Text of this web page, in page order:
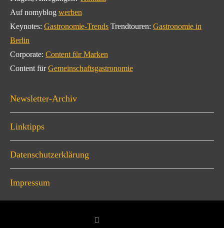
Auf nomyblog werben
Keynotes: Gastronomie-Trends Trendtouren: Gastronomie in
Berlin
Corporate: Content für Marken
Content fürGemeinschaftsgastronomie
Newsletter-Archiv
Linktipps
Datenschutzerklärung
Impressum